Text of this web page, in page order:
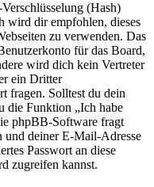
(Hash)
wird dir empfohlen, dieses
zu verwenden. Das
für das Board,
wird dich kein Vertreter
ein Dritter
fragen. Solltest du dein
die Funktion „Ich habe
phpBB-Software fragt
und deiner E-Mail-Adresse
Passwort an diese
zugreifen kannst.